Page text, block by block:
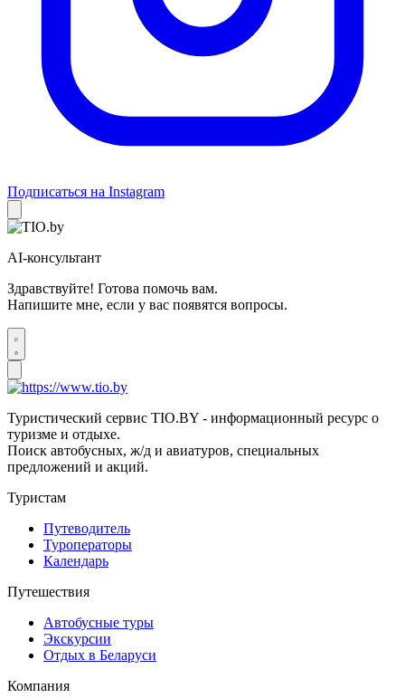
Подписаться на Instagram
AI-консультант
Здравствуйте! Готова помочь вам.
Напишите мне, если у вас появятся вопросы.
Туристический сервис TIO.BY - информационный ресурс о
туризме и отдыхе.
Поиск автобусных, ж/д и авиатуров, специальных
предложений и акций.
Туристам
Путеводитель
Туроператоры
Календарь
Путешествия
Автобусные туры
Экскурсии
Отдых в Беларуси
Компания